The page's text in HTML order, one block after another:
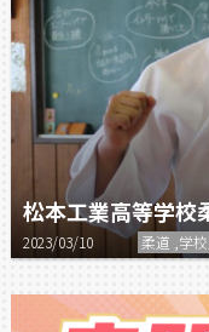
松本工業高等学校
2023/03/10 柔道 ,学